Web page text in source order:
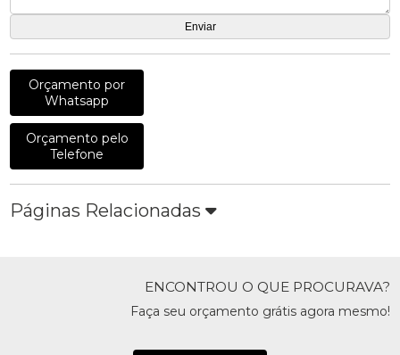
Orçamento por
Whatsapp
Orçamento pelo
Telefone
Páginas Relacionadas
ENCONTROU O QUE PROCURAVA?
Faça seu orçamento grátis agora mesmo!